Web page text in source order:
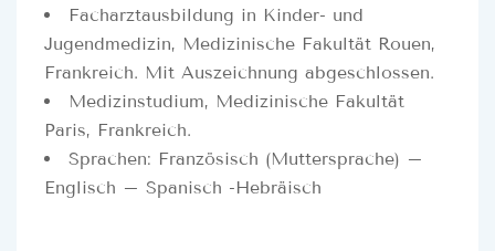
Facharztausbildung in Kinder- und
Jugendmedizin, Medizinische Fakultät Rouen,
Frankreich. Mit Auszeichnung abgeschlossen.
Medizinstudium, Medizinische Fakultät
Paris, Frankreich.
Sprachen: Französisch (Muttersprache) –
Englisch – Spanisch -Hebräisch